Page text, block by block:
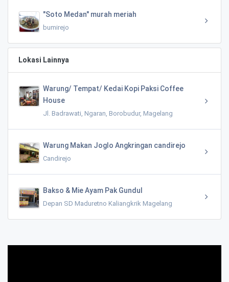
"Soto Medan" murah meriah
bumirejo
Lokasi Lainnya
Warung/ Tempat/ Kedai Kopi Paksi Coffee
House
Jl. Badrawati, Ngaran, Borobudur, Magelang
Warung Makan Joglo Angkringan candirejo
Candirejo
Bakso & Mie Ayam Pak Gundul
Depan SD Maduretno Kaliangkrik Magelang